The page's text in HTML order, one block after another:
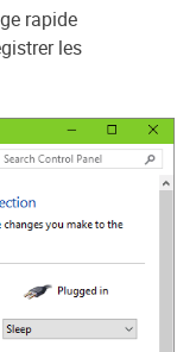
rapide
les